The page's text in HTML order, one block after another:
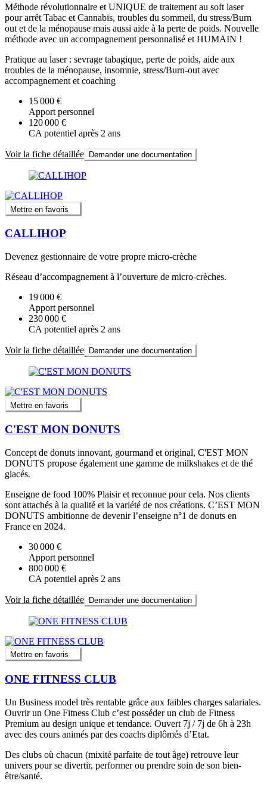
Méthode révolutionnaire et UNIQUE de traitement au soft laser
pour arrêt Tabac et Cannabis, troubles du sommeil, du stress/Burn
out et de la ménopause mais aussi aide à la perte de poids. Nouvelle
méthode avec un accompagnement personnalisé et HUMAIN !
Pratique au laser : sevrage tabagique, perte de poids, aide aux
troubles de la ménopause, insomnie, stress/Burn-out avec
accompagnement et coaching
15 000 €
Apport personnel
120 000 €
CA potentiel après 2 ans
Voir la fiche détaillée Demander une documentation
Mettre en favoris
CALLIHOP
Devenez gestionnaire de votre propre micro-crèche
Réseau d’accompagnement à l’ouverture de micro-crèches.
19 000 €
Apport personnel
230 000 €
CA potentiel après 2 ans
Voir la fiche détaillée Demander une documentation
Mettre en favoris
C'EST MON DONUTS
Concept de donuts innovant, gourmand et original, C'EST MON
DONUTS propose également une gamme de milkshakes et de thé
glacés.
Enseigne de food 100% Plaisir et reconnue pour cela. Nos clients
sont attachés à la qualité et la variété de nos créations. C’EST MON
DONUTS ambitionne de devenir l’enseigne n°1 de donuts en
France en 2024.
30 000 €
Apport personnel
800 000 €
CA potentiel après 2 ans
Voir la fiche détaillée Demander une documentation
Mettre en favoris
ONE FITNESS CLUB
Un Business model très rentable grâce aux faibles charges salariales.
Ouvrir un One Fitness Club c’est posséder un club de Fitness
Premium au design unique et tendance. Ouvert 7j / 7j de 6h à 23h
avec des cours animés par des coachs diplômés d’Etat.
Des clubs où chacun (mixité parfaite de tout âge) retrouve leur
univers pour se divertir, performer ou prendre soin de son bien-
être/santé.